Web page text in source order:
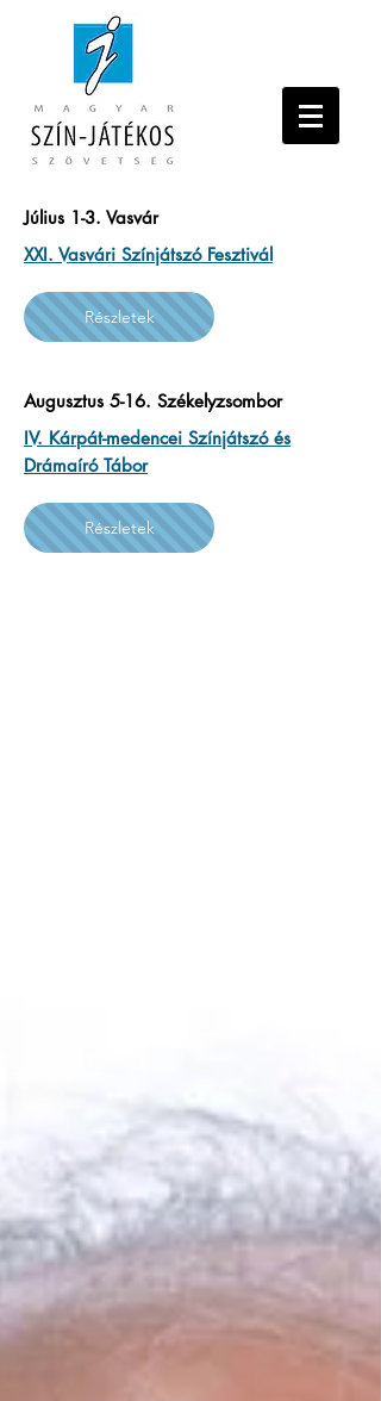
Július 1-3. Vasvár
XXI. Vasvári Színjátszó Fesztivál
Részletek
Augusztus 5-16. Székelyzsombor
IV. Kárpát-medencei Színjátszó és
Drámaíró Tábor
Részletek